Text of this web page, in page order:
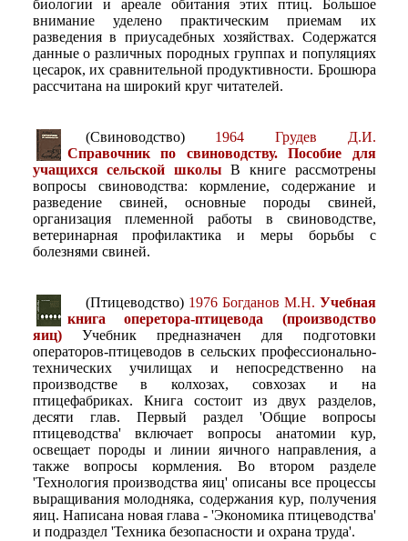
биологии и ареале обитания этих птиц. Большое
внимание уделено практическим приемам их
разведения в приусадебных хозяйствах. Содержатся
данные о различных породных группах и популяциях
цесарок, их сравнительной продуктивности. Брошюра
рассчитана на широкий круг читателей.
(Свиноводство) 1964 Грудев Д.И.
Справочник по свиноводству. Пособие для
учащихся сельской школы В книге рассмотрены
вопросы свиноводства: кормление, содержание и
разведение свиней, основные породы свиней,
организация племенной работы в свиноводстве,
ветеринарная профилактика и меры борьбы с
болезнями свиней.
(Птицеводство) 1976 Богданов М.Н. Учебная
книга оперетора-птицевода (производство
яиц)Учебник предназначен для подготовки
операторов-птицеводов в сельских профессионально-
технических училищах и непосредственно на
производстве в колхозах, совхозах и на
птицефабриках. Книга состоит из двух разделов,
десяти глав. Первый раздел 'Общие вопросы
птицеводства' включает вопросы анатомии кур,
освещает породы и линии яичного направления, а
также вопросы кормления. Во втором разделе
'Технология производства яиц' описаны все процессы
выращивания молодняка, содержания кур, получения
яиц. Написана новая глава - 'Экономика птицеводства'
и подраздел 'Техника безопасности и охрана труда'.